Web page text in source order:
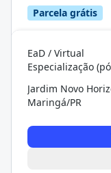
Parcela grátis
EaD / Virtual
Maringá/PR